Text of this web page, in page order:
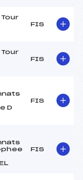
FIS
FIS
D
FIS
FIS